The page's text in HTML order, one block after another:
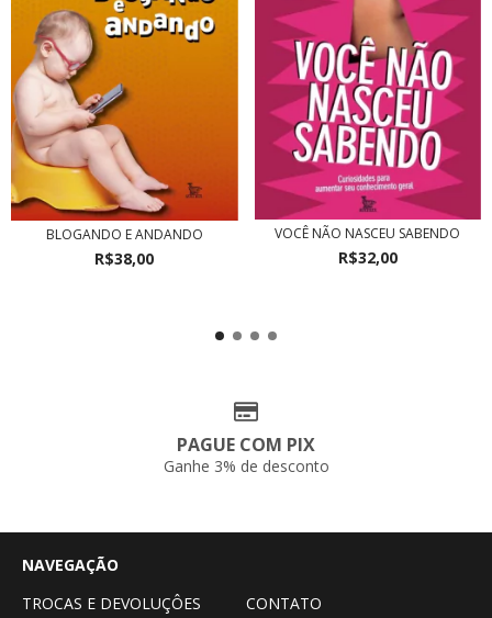
BLOGANDO E ANDANDO
R$38,00
VOCÊ NÃO NASCEU SABENDO
R$32,00
PAGUE COM PIX
Ganhe 3% de desconto
NAVEGAÇÃO
TROCAS E DEVOLUÇÔES
CONTATO